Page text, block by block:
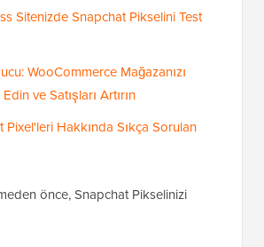
Sitenizde Snapchat Pikselini Test
WooCommerce Mağazanızı
ve Satışları Artırın
Pixel'leri Hakkında Sıkça Sorulan
önce, Snapchat Pikselinizi